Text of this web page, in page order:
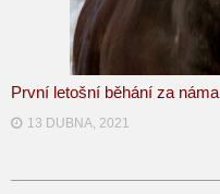
První letošní běhání za náma
13 DUBNA, 2021